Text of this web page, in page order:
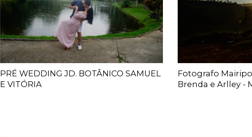
PRÉ WEDDING JD. BOTÂNICO SAMUEL
E VITÓRIA
Fotografo
Brenda e Arlley -